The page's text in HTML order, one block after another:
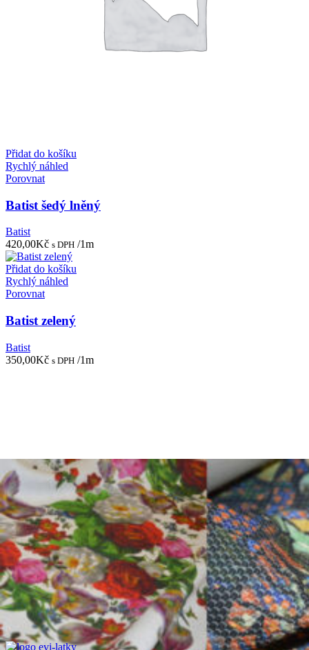
Přidat do košíku
Rychlý náhled
Porovnat
Batist šedý lněný
Batist
420,00Kč s DPH /1m
Přidat do košíku
Rychlý náhled
Porovnat
Batist zelený
Batist
350,00Kč s DPH /1m